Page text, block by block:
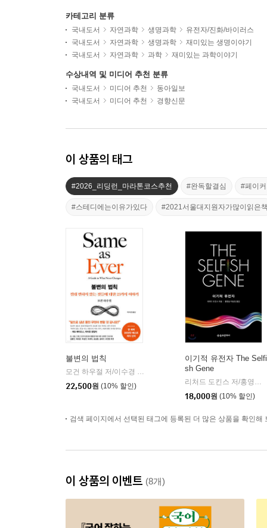
카테고리 분류
국내도서 자연과학 생명과학
유전자/진화/바이러스
국내도서
자연과학 생명과학
재미있는 생명이야기
국내도서
자연과학 과학 재미있는 과학이야기
수상내역 및 미디어 추천 분류
국내도서 미디어 추천
동아일보
국내도서
미디어 추천 경향신문
이 상품의 태그
#2026_리딩런_마라톤코스추천 #완독할결심 #페이
#스테디에는이유가있다 #2021서울대지원자가많이읽은
불변의 법칙
모건 하우절 저/이수경 역
22,500원 (10% 할인)
이기적 유전자 The Selfi
sh Gene
리처드 도킨스 저/홍영남,이상임 공역
18,000원 (10% 할인)
검색 페이지에서 선택된 태그에 등록된 더 많은 상품을 확인해
이 상품의 이벤트 (8개)